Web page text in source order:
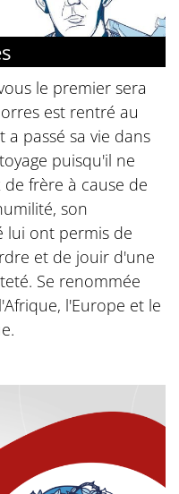
le premier sera
est rentré au
a passé sa vie dans
puisqu'il ne
frère à cause de
son
lui ont permis de
et de jouir d'une
Se renommée
l'Europe et le